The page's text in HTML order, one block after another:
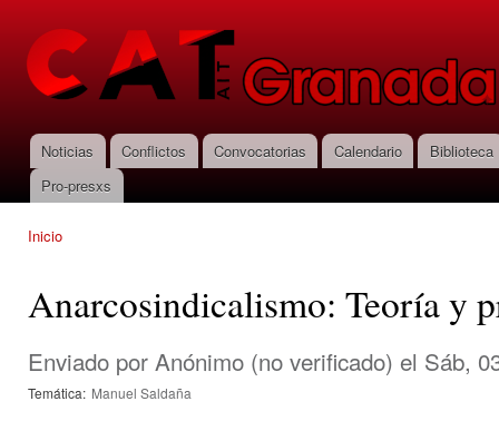
CNT-AIT
Granada
Menú principal
Noticias Conflictos Convocatorias Calendario
Biblioteca
Pro-presxs
Inicio
Anarcosindicalismo: Teoría y
Enviado por Anónimo (no verificado) el Sáb,
Temática: Manuel Saldaña